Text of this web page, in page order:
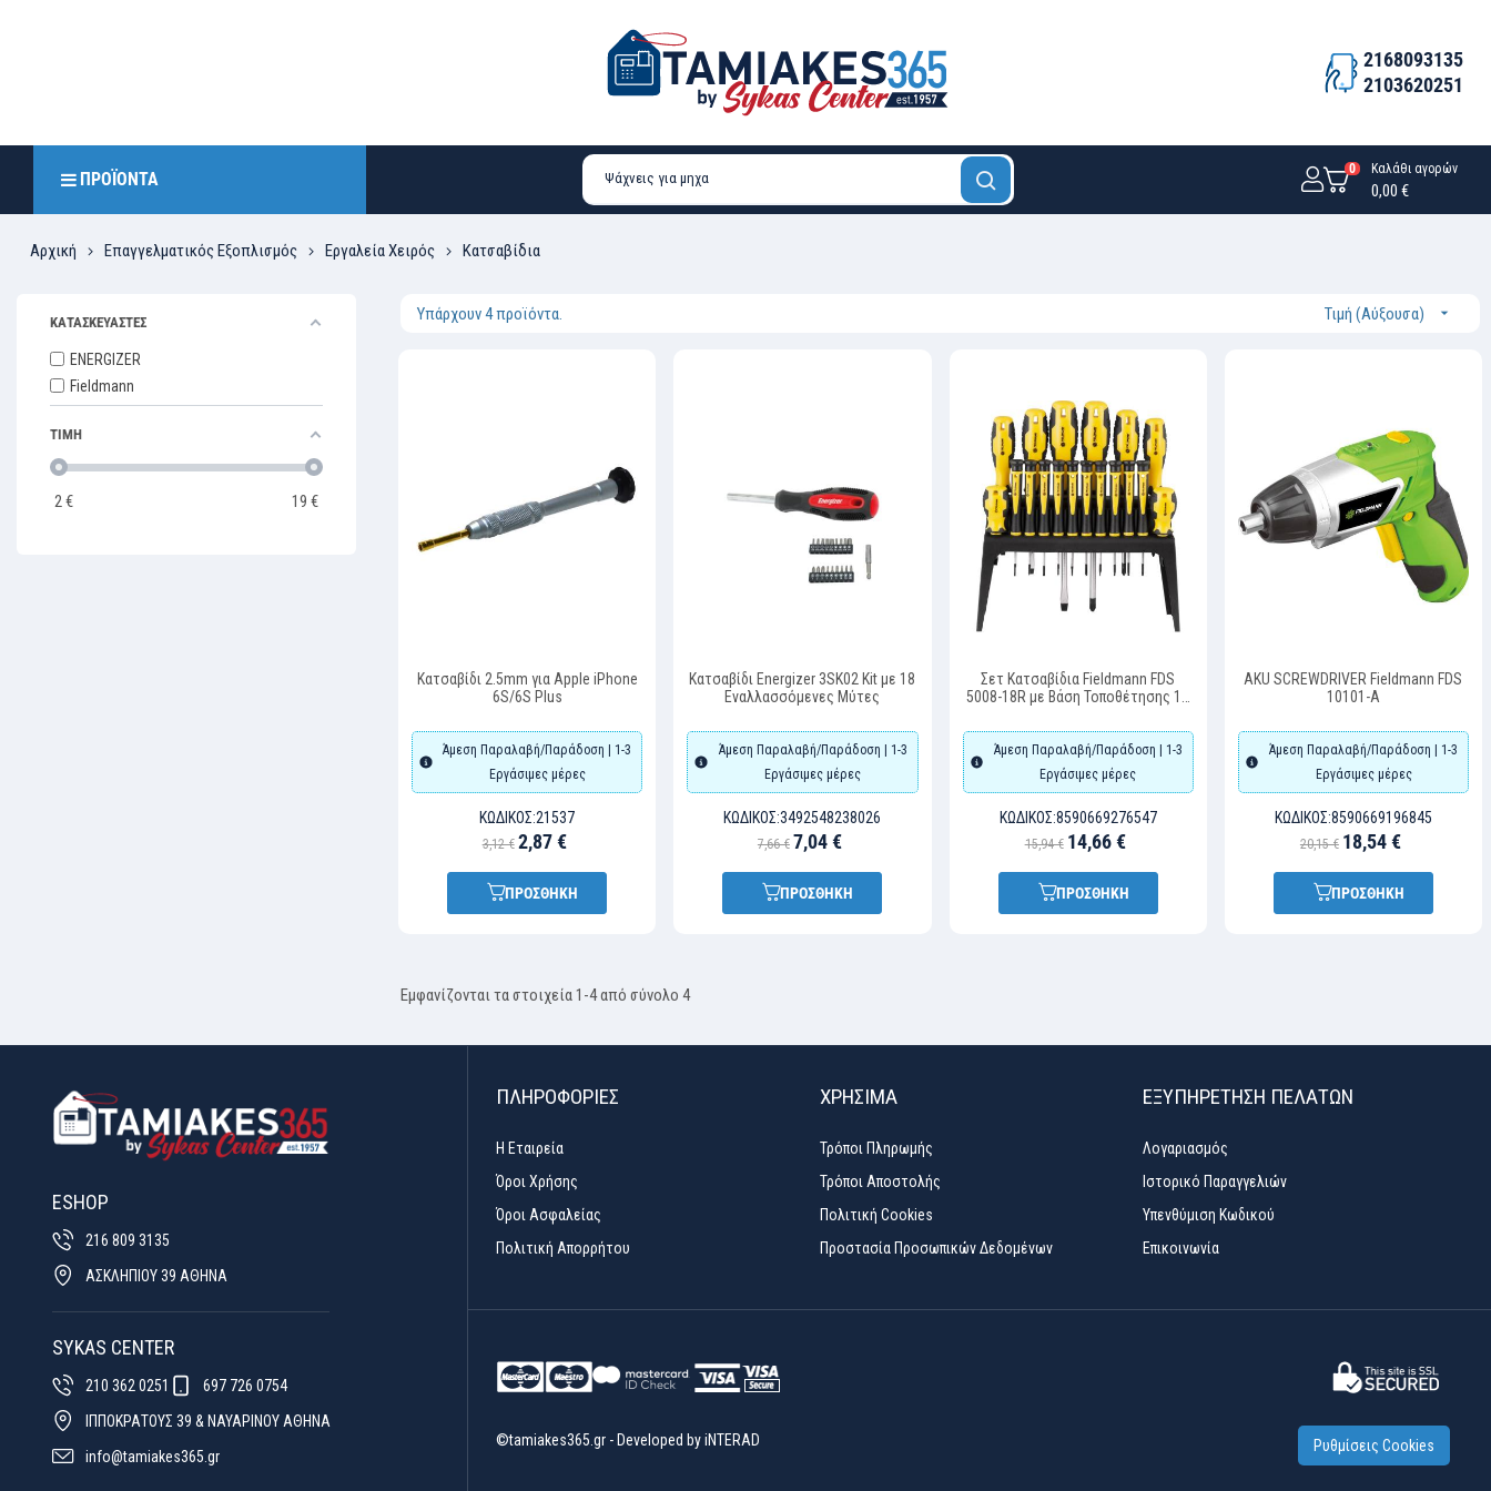
2168093135
2103620251
ΠΡΟΪΌΝΤΑ
0 Καλάθι αγορών
0,00 €
Αρχική Επαγγελματικός Εξοπλισμός Εργαλεία Χειρός Κατσαβίδια
ΚΑΤΑΣΚΕΥΑΣΤΕΣ
ENERGIZER
Fieldmann
ΤΙΜΗ
2€ 19 €
Υπάρχουν 4 προϊόντα. Τιμή (Αύξουσα) 
Κατσαβίδι 2.5mm για Apple iPhone
6S/6S Plus
Άμεση Παραλαβή/Παράδοση | 1-3
Εργάσιμες μέρες
ΚΩΔΙΚΌΣ:21537
3,12 € 2,87 €
ΠΡΟΣΘΗΚΗ
Κατσαβίδι Energizer 3SK02 Kit με 18
Εναλλασσόμενες Μύτες
Άμεση Παραλαβή/Παράδοση | 1-3
Εργάσιμες μέρες
ΚΩΔΙΚΌΣ:3492548238026
7,66 € 7,04 €
ΠΡΟΣΘΗΚΗ
Σετ Κατσαβίδια Fieldmann FDS
5008-18R με Βάση Τοποθέτησης 18
Άμεση Παραλαβή/Παράδοση | 1-3
Εργάσιμες μέρες
ΚΩΔΙΚΌΣ:8590669276547
15,94 € 14,66 €
ΠΡΟΣΘΗΚΗ
AKU SCREWDRIVER Fieldmann FDS
10101-A
Άμεση Παραλαβή/Παράδοση | 1-3
Εργάσιμες μέρες
ΚΩΔΙΚΌΣ:8590669196845
20,15 € 18,54 €
ΠΡΟΣΘΗΚΗ
Εμφανίζονται τα στοιχεία 1-4 από σύνολο 4
ESHOP
216 809 3135
ΑΣΚΛΗΠΙΟΥ 39 ΑΘΗΝΑ
SYKAS CENTER
210 362 0251
697 726 0754
ΙΠΠΟΚΡΑΤΟΥΣ 39 & ΝΑΥΑΡΙΝΟΥ ΑΘΗΝΑ
info@tamiakes365.gr
ΠΛΗΡΟΦΟΡΙΕΣ
Η Εταιρεία
Όροι Χρήσης
Όροι Ασφαλείας
Πολιτική Απορρήτου
ΧΡΉΣΙΜΑ
Τρόποι Πληρωμής
Τρόποι Αποστολής
Πολιτική Cookies
Προστασία Προσωπικών Δεδομένων
ΕΞΥΠΗΡΈΤΗΣΗ ΠΕΛΑΤΏΝ
Λογαριασμός
Ιστορικό Παραγγελιών
Υπενθύμιση Κωδικού
Επικοινωνία
©tamiakes365.gr - Developed byiNTERAD Ρυθμίσεις Cookies